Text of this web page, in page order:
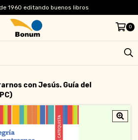
1960 editando buenos libros
0
con Jesús. Guía del